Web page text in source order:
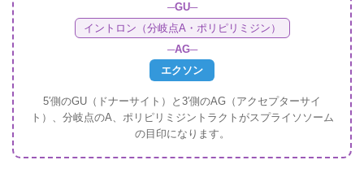
─GU─
イントロン（分岐点A・ポリピリミジン）
─AG─
エクソン
5′側のGU（ドナーサイト）と3′側のAG（アクセプターサイ
ト）、分岐点のA、ポリピリミジントラクトがスプライソソーム
の目印になります。